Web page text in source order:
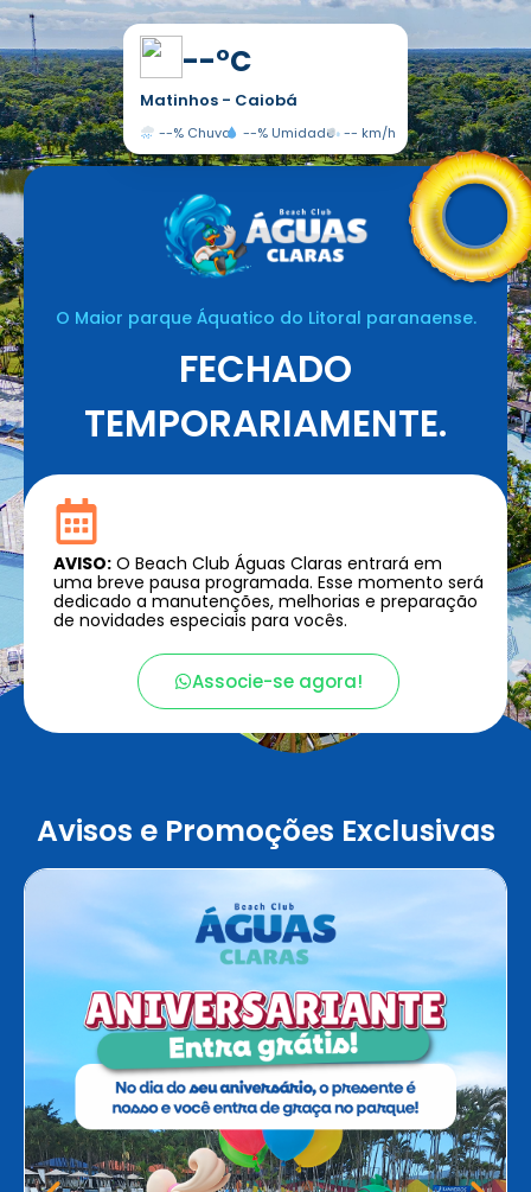
O Maior parque Áquatico do Litoral paranaense.
FECHADO
TEMPORARIAMENTE.
AVISO: O Beach Club Águas Claras entrará em
uma breve pausa programada. Esse momento será
dedicado a manutenções, melhorias e preparação
de novidades especiais para vocês.
Associe-se agora!
--°C
Matinhos - Caiobá
--% Chuva --% Umidade -- km/h
Avisos e Promoções Exclusivas